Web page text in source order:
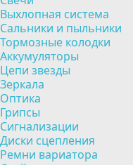
Выхлопная система
Сальники и пыльники
Тормозные колодки
Аккумуляторы
Цепи звезды
Зеркала
Оптика
Грипсы
Сигнализации
Диски сцепления
Ремни вариатора